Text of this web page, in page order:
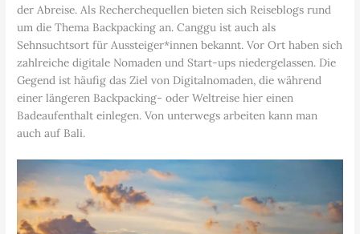
der Abreise. Als Recherchequellen bieten sich Reiseblogs rund
um die Thema Backpacking an. Canggu ist auch als
Sehnsuchtsort für Aussteiger*innen bekannt. Vor Ort haben sich
zahlreiche digitale Nomaden und Start-ups niedergelassen. Die
Gegend ist häufig das Ziel von Digitalnomaden, die während
einer längeren Backpacking- oder Weltreise hier einen
Badeaufenthalt einlegen. Von unterwegs arbeiten kann man
auch auf Bali.